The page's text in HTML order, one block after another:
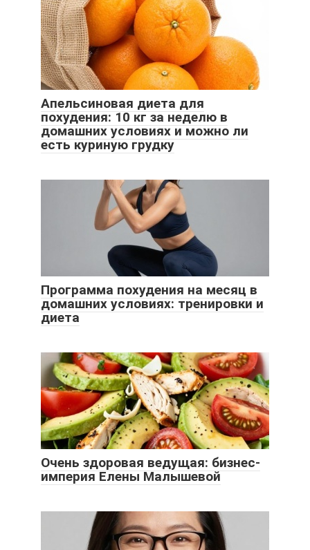
Апельсиновая диета для
похудения: 10 кг за неделю в
домашних условиях и можно ли
есть куриную грудку
Программа похудения на месяц в
домашних условиях: тренировки и
диета
Очень здоровая ведущая: бизнес-
империя Елены Малышевой